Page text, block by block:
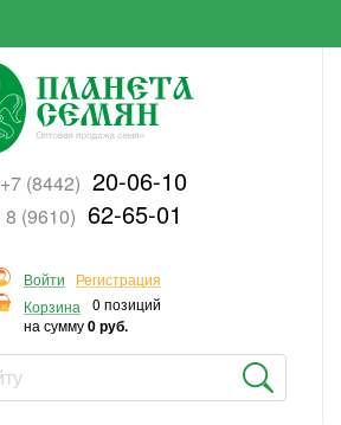
+7 (8442) 20-06-10
8 (9610) 62-65-01
Войти
Регистрация
Корзина
0 позиций
на сумму0 руб.